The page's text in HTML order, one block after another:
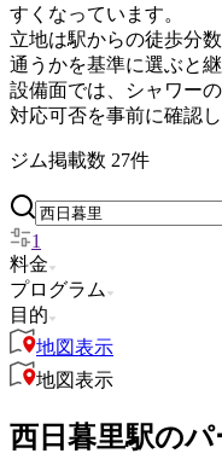
すくなっています。
立地は駅からの徒歩分
通うかを基準に選ぶと
設備面では、シャワー
対応可否を事前に確認
ジム掲載数 27件
1
料金
プログラム
目的
地図表示
地図表示
西日暮里駅の